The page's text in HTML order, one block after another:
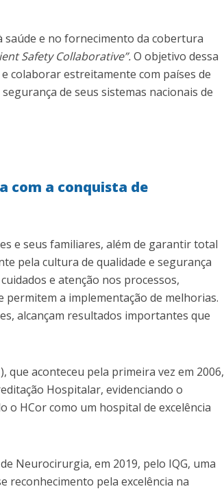
saúde e no fornecimento da cobertura
Safety Collaborative”.O objetivo dessa
colaborar estreitamente com países de
de seus sistemas nacionais de
com a conquista de
e seus familiares, além de garantir total
pela cultura de qualidade e segurança
e atenção nos processos,
a implementação de melhorias.
alcançam resultados importantes que
que aconteceu pela primeira vez em 2006,
Hospitalar, evidenciando o
o HCor como um hospital de excelência
Neurocirurgia, em 2019, pelo IQG, uma
pela excelência na